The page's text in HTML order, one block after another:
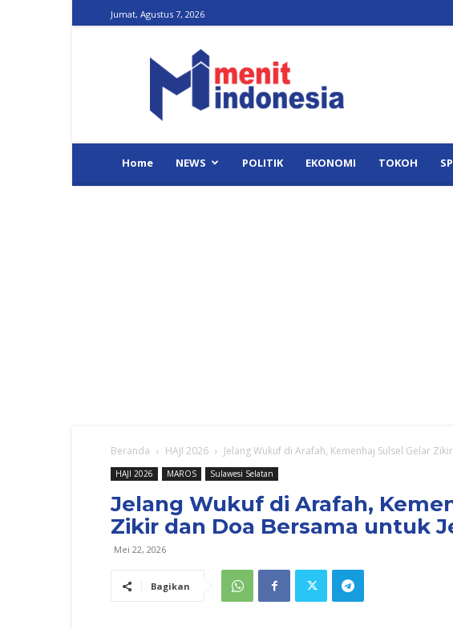
Jumat, Agustus 7, 2026
Indonesia
Home NEWS POLITIK EKONOMI TOKOH
Beranda HAJI 2026 Jelang Wukuf di Arafah, Kemenhaj Sulsel Gelar
HAJI 2026 MAROS Sulawesi Selatan
Jelang Wukuf di Arafah,
Zikir dan Doa Bersama untuk
Mei 22, 2026
Bagikan